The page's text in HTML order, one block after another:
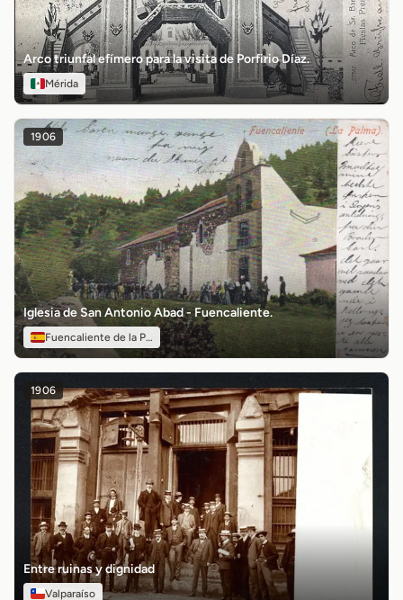
Arco triunfal efímero para la visita de Porfirio Díaz.
Mérida
1906
Iglesia de San Antonio Abad - Fuencaliente.
Fuencaliente de la Palma
1906
Entre ruinas y dignidad
Valparaíso